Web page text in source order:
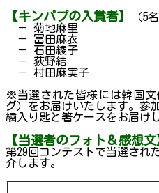
【キンパプの入賞者】
（5
－ 菊地麻里
－ 冨田麻衣
－ 石田綾子
－ 荻野結
－ 村田麻実子
※当選された皆様には韓国文
グ）をお届けいたします。参
繍入り匙と箸ケースをお届け
【当選者のフォト＆感想文
第29回コンテストで当選され
介します。